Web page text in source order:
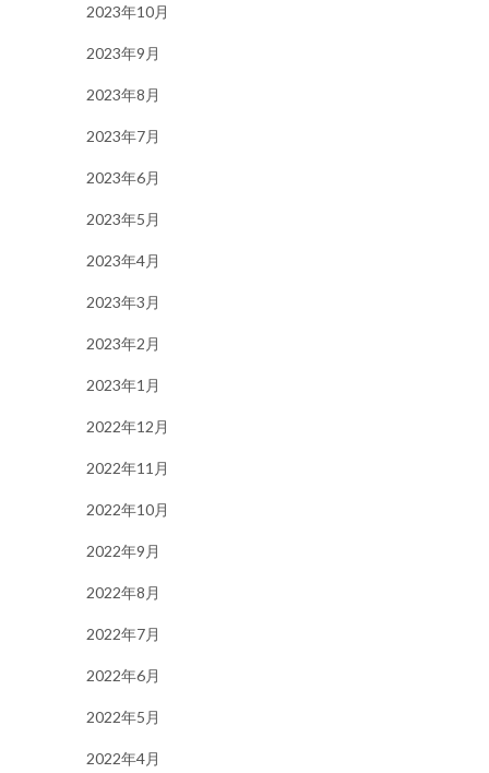
2023年10月
2023年9月
2023年8月
2023年7月
2023年6月
2023年5月
2023年4月
2023年3月
2023年2月
2023年1月
2022年12月
2022年11月
2022年10月
2022年9月
2022年8月
2022年7月
2022年6月
2022年5月
2022年4月